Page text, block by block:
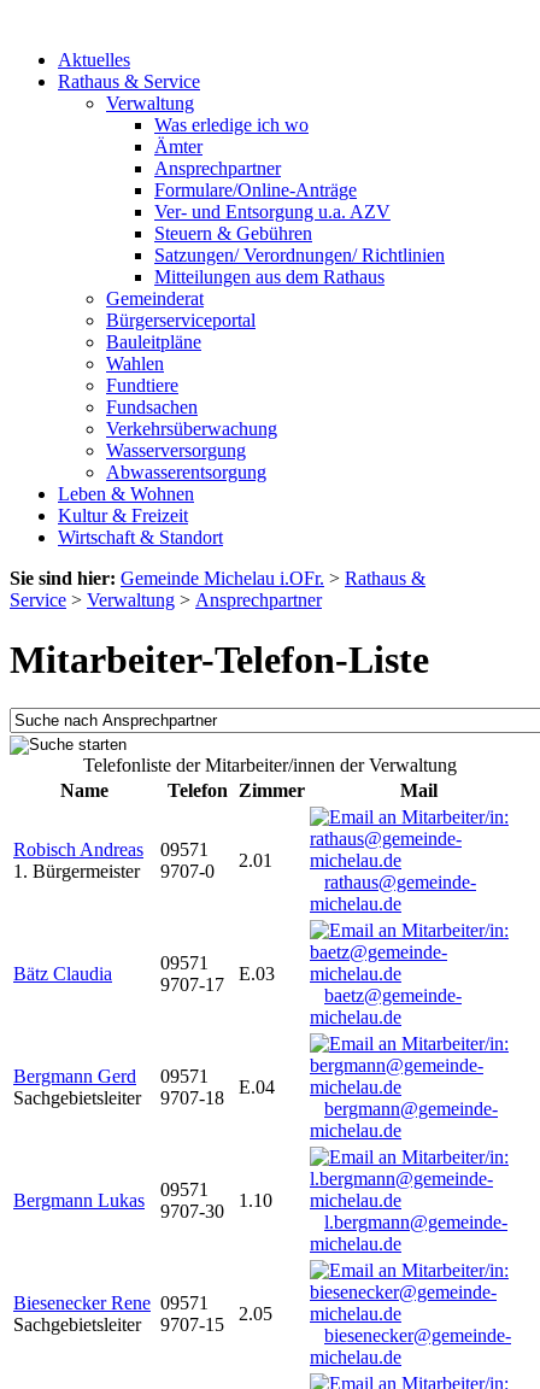
Aktuelles
Rathaus & Service
Verwaltung
Was erledige ich wo
Ämter
Ansprechpartner
Formulare/Online-Anträge
Ver- und Entsorgung u.a. AZV
Steuern & Gebühren
Satzungen/ Verordnungen/ Richtlinien
Mitteilungen aus dem Rathaus
Gemeinderat
Bürgerserviceportal
Bauleitpläne
Wahlen
Fundtiere
Fundsachen
Verkehrsüberwachung
Wasserversorgung
Abwasserentsorgung
Leben & Wohnen
Kultur & Freizeit
Wirtschaft & Standort
Sie sind hier: Gemeinde Michelau i.OFr. > Rathaus &
Service > Verwaltung > Ansprechpartner
Mitarbeiter-Telefon-Liste
Telefonliste der Mitarbeiter/innen der Verwaltung
Name
Telefon Zimmer Mail
Robisch Andreas
1. Bürgermeister
09571
9707-0
2.01
rathaus@gemeinde-
michelau.de
Bätz Claudia
09571
9707-17
E.03
baetz@gemeinde-
michelau.de
Bergmann Gerd
Sachgebietsleiter
09571
9707-18
E.04
bergmann@gemeinde-
michelau.de
Bergmann Lukas
09571
9707-30
1.10
l.bergmann@gemeinde-
michelau.de
Biesenecker Rene
Sachgebietsleiter
09571
9707-15
2.05
biesenecker@gemeinde-
michelau.de